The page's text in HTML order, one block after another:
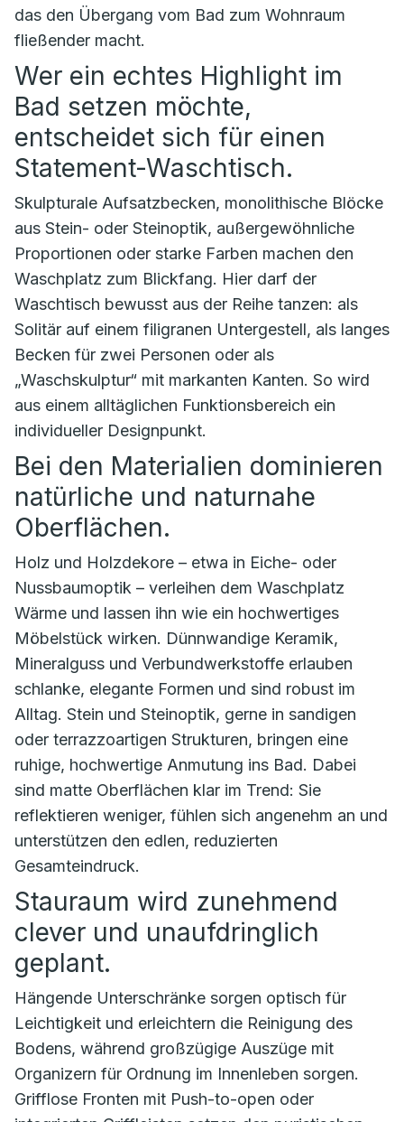
das den Übergang vom Bad zum Wohnraum
fließender macht.
Wer ein echtes Highlight im
Bad setzen möchte,
entscheidet sich für einen
Statement-Waschtisch.
Skulpturale Aufsatzbecken, monolithische Blöcke
aus Stein- oder Steinoptik, außergewöhnliche
Proportionen oder starke Farben machen den
Waschplatz zum Blickfang. Hier darf der
Waschtisch bewusst aus der Reihe tanzen: als
Solitär auf einem filigranen Untergestell, als langes
Becken für zwei Personen oder als
„Waschskulptur“ mit markanten Kanten. So wird
aus einem alltäglichen Funktionsbereich ein
individueller Designpunkt.
Bei den Materialien dominieren
natürliche und naturnahe
Oberflächen.
Holz und Holzdekore – etwa in Eiche- oder
Nussbaumoptik – verleihen dem Waschplatz
Wärme und lassen ihn wie ein hochwertiges
Möbelstück wirken. Dünnwandige Keramik,
Mineralguss und Verbundwerkstoffe erlauben
schlanke, elegante Formen und sind robust im
Alltag. Stein und Steinoptik, gerne in sandigen
oder terrazzoartigen Strukturen, bringen eine
ruhige, hochwertige Anmutung ins Bad. Dabei
sind matte Oberflächen klar im Trend: Sie
reflektieren weniger, fühlen sich angenehm an und
unterstützen den edlen, reduzierten
Gesamteindruck.
Stauraum wird zunehmend
clever und unaufdringlich
geplant.
Hängende Unterschränke sorgen optisch für
Leichtigkeit und erleichtern die Reinigung des
Bodens, während großzügige Auszüge mit
Organizern für Ordnung im Innenleben sorgen.
Grifflose Fronten mit Push-to-open oder